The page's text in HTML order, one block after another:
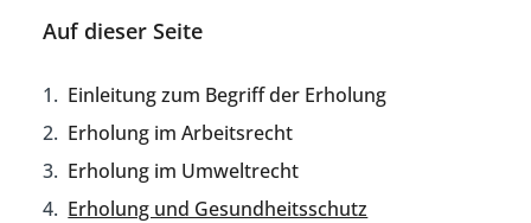
Auf dieser Seite
Einleitung zum Begriff der Erholung
Erholung im Arbeitsrecht
Erholung im Umweltrecht
Erholung und Gesundheitsschutz